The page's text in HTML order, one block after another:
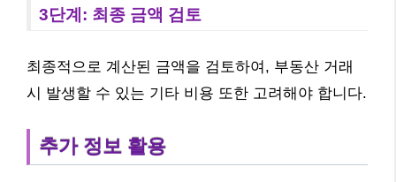
3단계: 최종 금액 검토
최종적으로 계산된 금액을 검토하여, 부동산 거래
시 발생할 수 있는 기타 비용 또한 고려해야 합니다.
추가 정보 활용